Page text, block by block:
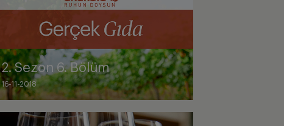
16-11-2018
2. Sezon 6. Bölüm